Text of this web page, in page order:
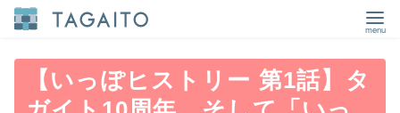
【いっぽヒストリー 第1話】タ